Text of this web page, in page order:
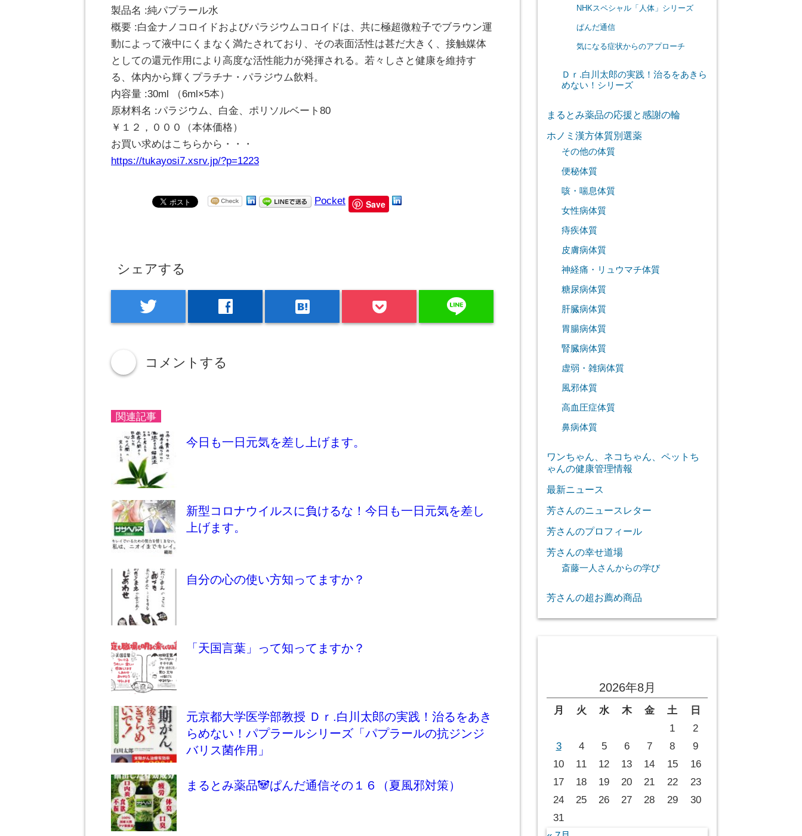
製品名 :純パプラール水
概要 :白金ナノコロイドおよびパラジウムコロイドは、共に極超微粒子でブラウン運
動によって液中にくまなく満たされており、その表面活性は甚だ大きく、接触媒体
としての還元作用により高度な活性能力が発揮される。若々しさと健康を維持す
る、体内から輝くプラチナ・パラジウム飲料。
内容量 :30ml （6ml×5本）
原材料名 :パラジウム、白金、ポリソルベート80
￥１２，０００（本体価格）
お買い求めはこちらから・・・
https://tukayosi7.xsrv.jp/?p=1223
Pocket Save
シェアする
twitter facebook hatenabookmark line
コメントする
関連記事
今日も一日元気を差し上げます。
新型コロナウイルスに負けるな！今日も一日元気を差し
上げます。
自分の心の使い方知ってますか？
「天国言葉」って知ってますか？
元京都大学医学部教授 Ｄｒ.白川太郎の実践！治るをあき
らめない！パプラールシリーズ「パプラールの抗ジンジ
バリス菌作用」
まるとみ薬品🐼ぱんだ通信その１６（夏風邪対策）
NHKスペシャル「人体」シリーズ
ぱんだ通信
気になる症状からのアプローチ
Ｄｒ.白川太郎の実践！治るをあきら
めない！シリーズ
まるとみ薬品の応援と感謝の輪
ホノミ漢方体質別選薬
その他の体質
便秘体質
咳・喘息体質
女性病体質
痔疾体質
皮膚病体質
神経痛・リュウマチ体質
糖尿病体質
肝臓病体質
胃腸病体質
腎臓病体質
虚弱・雑病体質
風邪体質
高血圧症体質
鼻病体質
ワンちゃん、ネコちゃん、ペットち
ゃんの健康管理情報
最新ニュース
芳さんのニュースレター
芳さんのプロフィール
芳さんの幸せ道場
斎藤一人さんからの学び
芳さんの超お薦め商品
2026年8月
月 火 水 木 金 土
日
1
2
3
4 5 6 7 8
9
10
11 12 13 14 15
16
17
18 19 20 21 22
23
24
25 26 27 28 29
30
31